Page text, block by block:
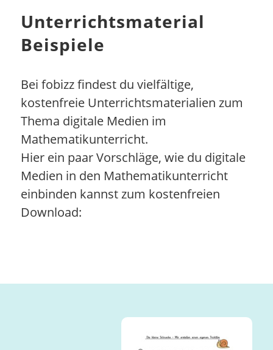
Unterrichtsmaterial
Beispiele
Bei fobizz findest du vielfältige,
kostenfreie Unterrichtsmaterialien zum
Thema digitale Medien im
Mathematikunterricht.
Hier ein paar Vorschläge, wie du digitale
Medien in den Mathematikunterricht
einbinden kannst zum kostenfreien
Download: